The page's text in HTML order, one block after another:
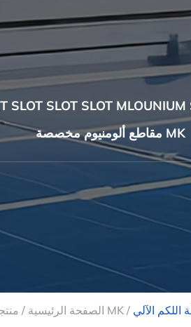
SLOT SLOT SLOT MLOUNIUM
مقاطع ألومنيوم مخصصة MK
الصفحة الرئيسية / آلات التصنيع باستخدام الحاسب الآلي MK / اللكم الآلي